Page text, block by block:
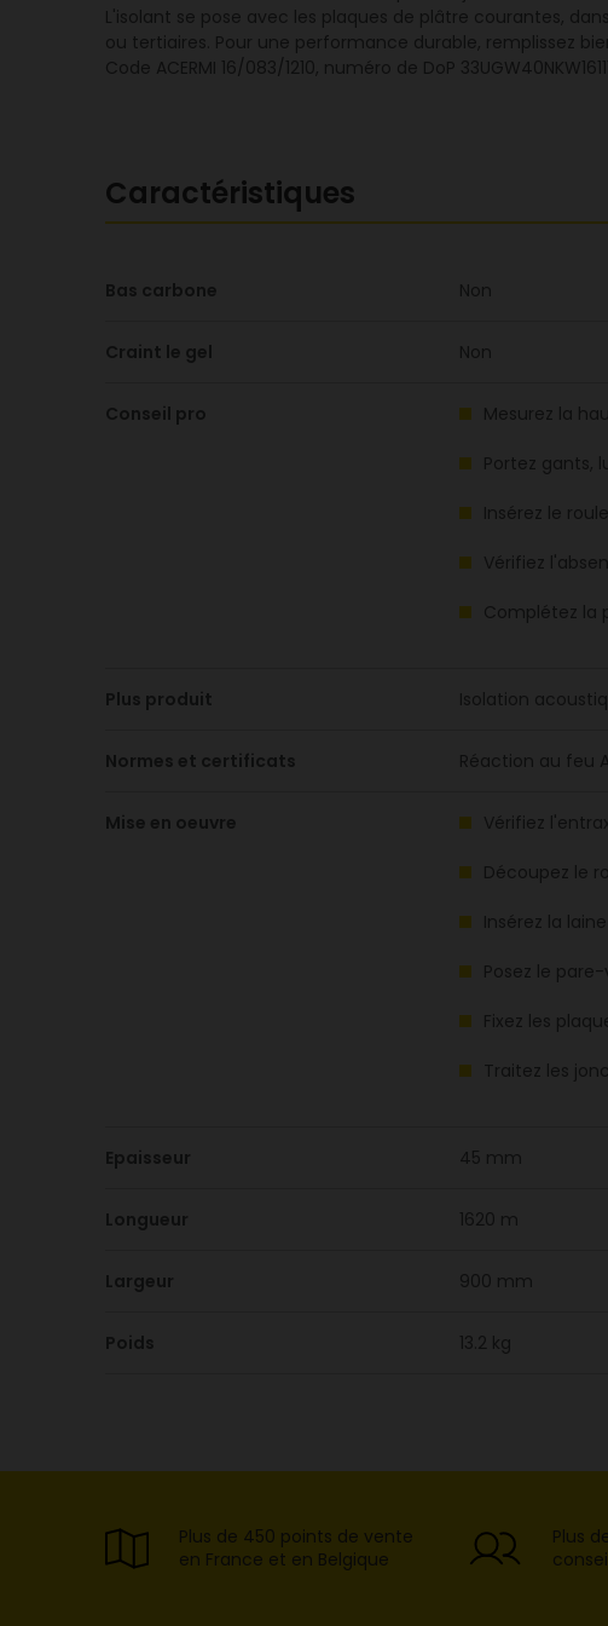
L'isolant se pose avec les plaques de plâtre courantes,
ou tertiaires. Pour une performance durable, remplissez
Code ACERMI 16/083/1210, numéro de DoP
Caractéristiques
Bas carbone Non
Craint le gel Non
Conseil pro Mesurez la
Portez gants,
Insérez le
Vérifiez
Complétez la
Plus produit Isolation
Normes et certificats Réaction au feu
Mise en oeuvre Vérifiez
Découpez le
Insérez la
Posez le
Fixez les
Traitez les
Epaisseur 45 mm
Longueur 1620 m
Largeur 900 mm
Poids 13.2 kg
Plus de 450 points de vente
en France et en Belgique
Plus